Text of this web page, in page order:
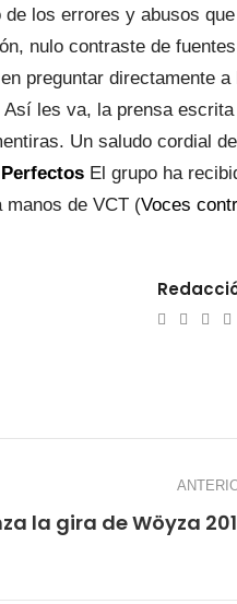
de los errores y abusos
nulo contraste de
preguntar directamente
Así les va, la prensa
Un saludo cordial
El grupo ha
manos de VCT (Voces
Website
la gira de Wöyza